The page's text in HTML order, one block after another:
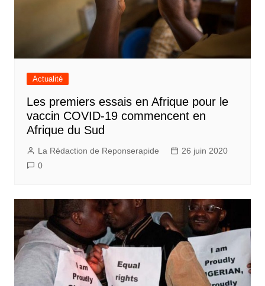
Actualité
Les premiers essais en Afrique pour le
vaccin COVID-19 commencent en
Afrique du Sud
La Rédaction de Reponserapide
26 juin 2020
0